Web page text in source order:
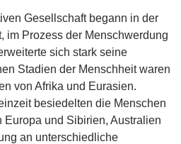
Gesellschaft begann in der
im Prozess der Menschwerdung
sich stark seine
Stadien der Menschheit waren
von Afrika und Eurasien.
besiedelten die Menschen
und Sibirien, Australien
an unterschiedliche